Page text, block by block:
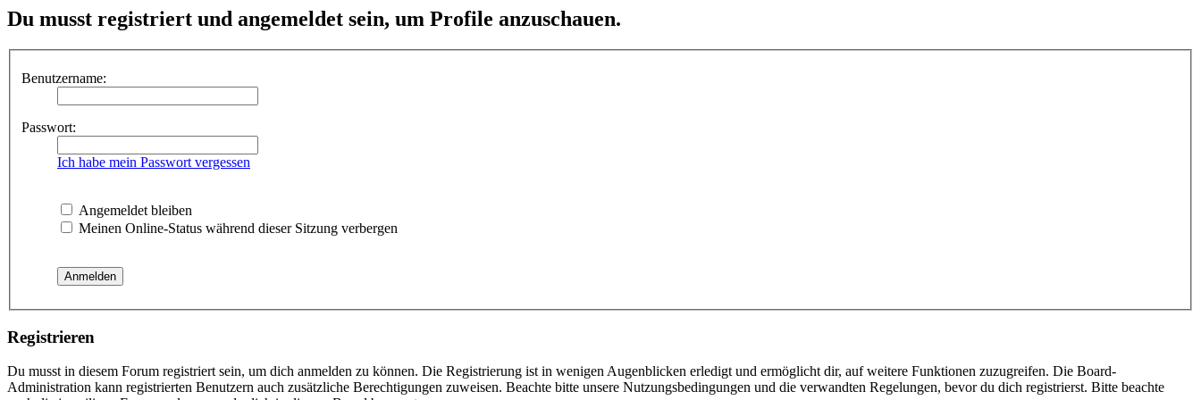
Du musst registriert und angemeldet sein, um Profile anzuschauen.
Benutzername:
Passwort:
Ich habe mein Passwort vergessen
Angemeldet bleiben
Meinen Online-Status während dieser Sitzung verbergen
Registrieren
Du musst in diesem Forum registriert sein, um dich anmelden zu können. Die Registrierung ist in wenigen Augenblicken erledigt und ermöglicht dir, auf weitere Funktionen zuzugreifen. Die Board-
Administration kann registrierten Benutzern auch zusätzliche Berechtigungen zuweisen. Beachte bitte unsere Nutzungsbedingungen und die verwandten Regelungen, bevor du dich registrierst. Bitte beachte